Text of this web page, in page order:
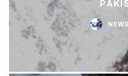
NEWS